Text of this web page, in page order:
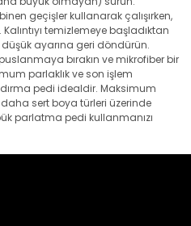
geçişler kullanarak çalışırken,
temizlemeye başladıktan
ayarına geri döndürün.
bırakın ve mikrofiber bir
parlaklık ve son işlem
pedi idealdir. Maksimum
sert boya türleri üzerinde
parlatma pedi kullanmanızı